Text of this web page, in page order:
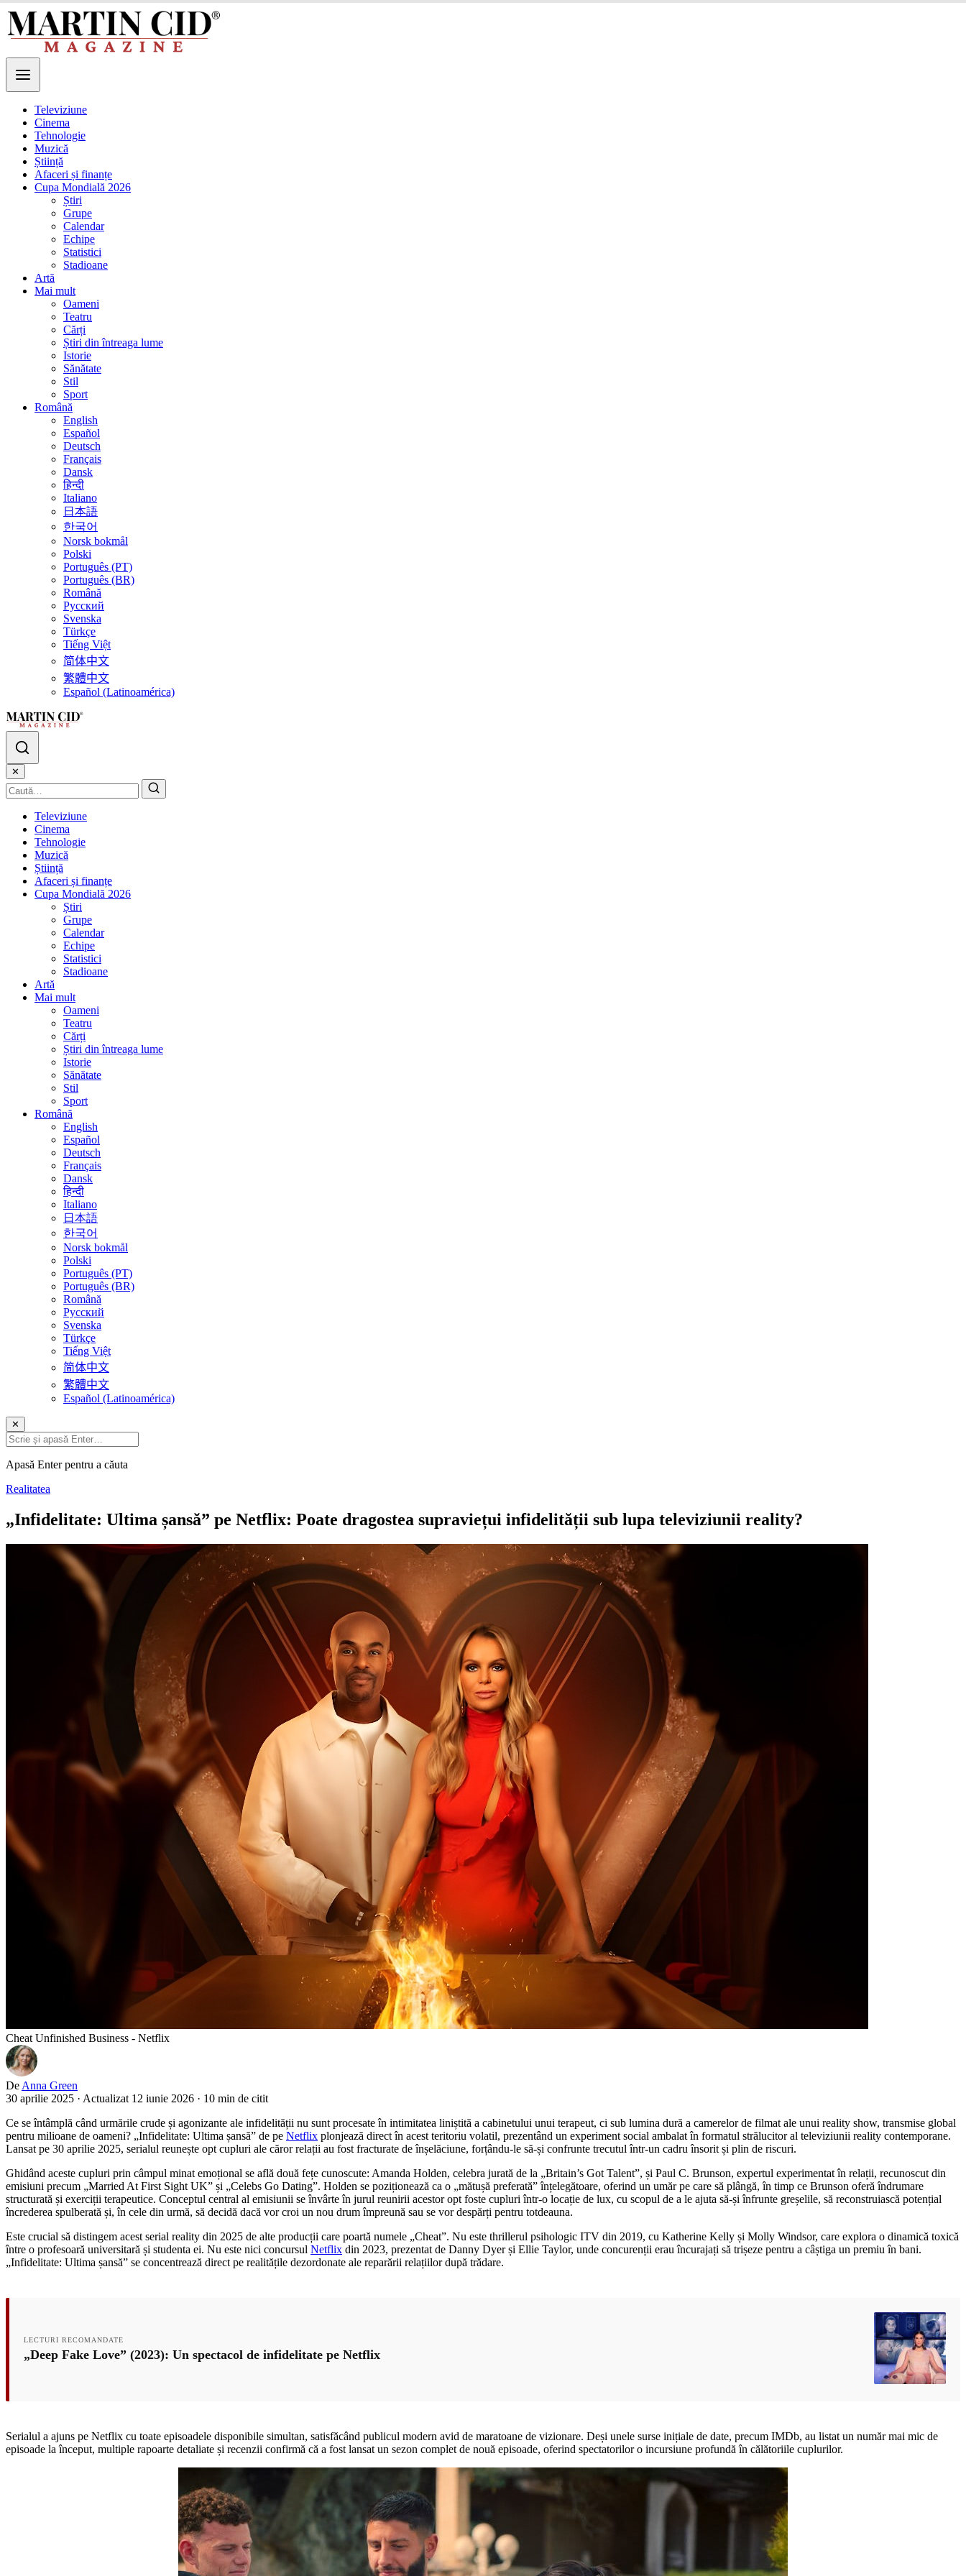
Televiziune
Cinema
Tehnologie
Muzică
Știință
Afaceri și finanțe
Cupa Mondială 2026
Știri
Grupe
Calendar
Echipe
Statistici
Stadioane
Artă
Mai mult
Oameni
Teatru
Cărți
Știri din întreaga lume
Istorie
Sănătate
Stil
Sport
Română
English
Español
Deutsch
Français
Dansk
हिन्दी
Italiano
日本語
한국어
Norsk bokmål
Polski
Português (PT)
Português (BR)
Română
Русский
Svenska
Türkçe
Tiếng Việt
简体中文
繁體中文
Español (Latinoamérica)
✕
Televiziune
Cinema
Tehnologie
Muzică
Știință
Afaceri și finanțe
Cupa Mondială 2026
Știri
Grupe
Calendar
Echipe
Statistici
Stadioane
Artă
Mai mult
Oameni
Teatru
Cărți
Știri din întreaga lume
Istorie
Sănătate
Stil
Sport
Română
English
Español
Deutsch
Français
Dansk
हिन्दी
Italiano
日本語
한국어
Norsk bokmål
Polski
Português (PT)
Português (BR)
Română
Русский
Svenska
Türkçe
Tiếng Việt
简体中文
繁體中文
Español (Latinoamérica)
✕
Apasă Enter pentru a căuta
Realitatea
„Infidelitate: Ultima șansă” pe Netflix: Poate dragostea supraviețui infidelității sub lupa televiziunii reality?
Cheat Unfinished Business - Netflix
De Anna Green
30 aprilie 2025 · Actualizat 12 iunie 2026 · 10 min de citit
Ce se întâmplă când urmările crude și agonizante ale infidelității nu sunt procesate în intimitatea liniștită a cabinetului unui terapeut, ci sub lumina dură a camerelor de filmat ale unui reality show, transmise global
pentru milioane de oameni? „Infidelitate: Ultima șansă” de pe Netflix plonjează direct în acest teritoriu volatil, prezentând un experiment social ambalat în formatul strălucitor al televiziunii reality contemporane.
Lansat pe 30 aprilie 2025, serialul reunește opt cupluri ale căror relații au fost fracturate de înșelăciune, forțându-le să-și confrunte trecutul într-un cadru însorit și plin de riscuri.
Ghidând aceste cupluri prin câmpul minat emoțional se află două fețe cunoscute: Amanda Holden, celebra jurată de la „Britain’s Got Talent”, și Paul C. Brunson, expertul experimentat în relații, recunoscut din
emisiuni precum „Married At First Sight UK” și „Celebs Go Dating”. Holden se poziționează ca o „mătușă preferată” înțelegătoare, oferind un umăr pe care să plângă, în timp ce Brunson oferă îndrumare
structurată și exerciții terapeutice. Conceptul central al emisiunii se învârte în jurul reunirii acestor opt foste cupluri într-o locație de lux, cu scopul de a le ajuta să-și înfrunte greșelile, să reconstruiască potențial
încrederea spulberată și, în cele din urmă, să decidă dacă vor croi un nou drum împreună sau se vor despărți pentru totdeauna.
Este crucial să distingem acest serial reality din 2025 de alte producții care poartă numele „Cheat”. Nu este thrillerul psihologic ITV din 2019, cu Katherine Kelly și Molly Windsor, care explora o dinamică toxică
între o profesoară universitară și studenta ei. Nu este nici concursul Netflix din 2023, prezentat de Danny Dyer și Ellie Taylor, unde concurenții erau încurajați să trișeze pentru a câștiga un premiu în bani.
„Infidelitate: Ultima șansă” se concentrează direct pe realitățile dezordonate ale reparării relațiilor după trădare.
LECTURI RECOMANDATE
„Deep Fake Love” (2023): Un spectacol de infidelitate pe Netflix
Serialul a ajuns pe Netflix cu toate episoadele disponibile simultan, satisfăcând publicul modern avid de maratoane de vizionare. Deși unele surse inițiale de date, precum IMDb, au listat un număr mai mic de
episoade la început, multiple rapoarte detaliate și recenzii confirmă că a fost lansat un sezon complet de nouă episoade, oferind spectatorilor o incursiune profundă în călătoriile cuplurilor.